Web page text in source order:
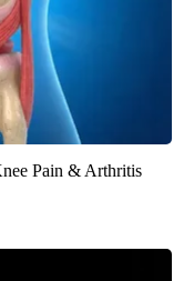
Pain & Arthritis